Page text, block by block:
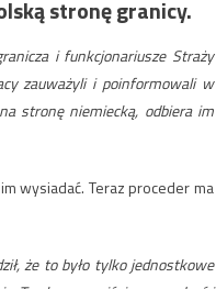
stronę granicy.
i funkcjonariusze Straży
zauważyli i poinformowali w
stronę niemiecką, odbiera im
wysiadać. Teraz proceder ma
że to było tylko jednostkowe